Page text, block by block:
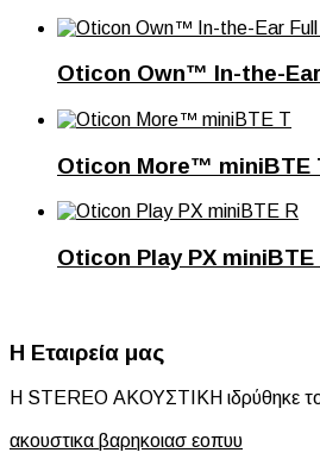
Oticon Own™ In-the-Ear
Oticon More™ miniBTE
Oticon Play PX miniBTE
Η Εταιρεία μας
Η STEREO ΑΚΟΥΣΤΙΚΗ ιδρύθηκε το
ακουστικα βαρηκοιασ εοπυυ